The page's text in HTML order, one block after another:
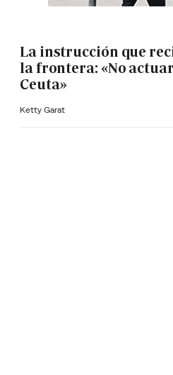
La instrucción que
la frontera: «No
Ceuta»
Ketty Garat